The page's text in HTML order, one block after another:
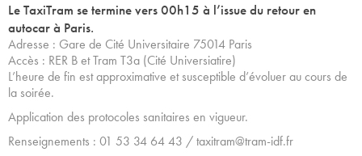
Le TaxiTram se termine vers 00h15 à l’issue du retour en
autocar à Paris.
Adresse : Gare de Cité Universitaire 75014 Paris
Accès : RER B et Tram T3a (Cité Universiatire)
L’heure de fin est approximative et susceptible d’évoluer au cours de
la soirée.
Application des protocoles sanitaires en vigueur.
Renseignements : 01 53 34 64 43 / taxitram@tram-idf.fr